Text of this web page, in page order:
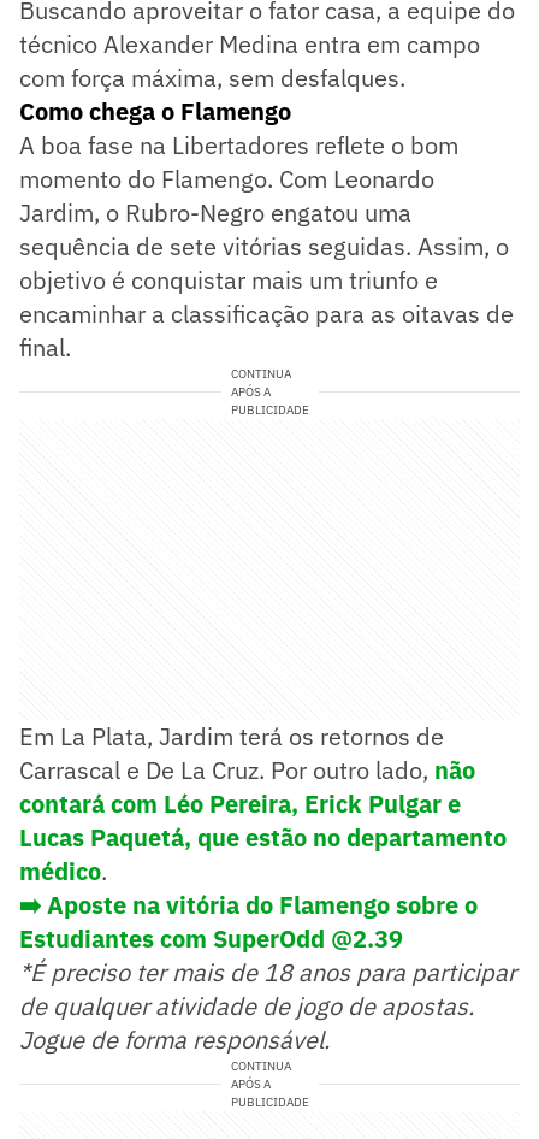
Buscando aproveitar o fator casa, a equipe do
técnico Alexander Medina entra em campo
com força máxima, sem desfalques.
Como chega o Flamengo
A boa fase na Libertadores reflete o bom
momento do Flamengo. Com Leonardo
Jardim, o Rubro-Negro engatou uma
sequência de sete vitórias seguidas. Assim, o
objetivo é conquistar mais um triunfo e
encaminhar a classificação para as oitavas de
final.
CONTINUA
APÓS A
PUBLICIDADE
Em La Plata, Jardim terá os retornos de
Carrascal e De La Cruz. Por outro lado, não
contará com Léo Pereira, Erick Pulgar e
Lucas Paquetá, que estão no departamento
médico.
➡️ Aposte na vitória do Flamengo sobre o
Estudiantes com SuperOdd @2.39
*É preciso ter mais de 18 anos para participar
de qualquer atividade de jogo de apostas.
Jogue de forma responsável.
CONTINUA
APÓS A
PUBLICIDADE